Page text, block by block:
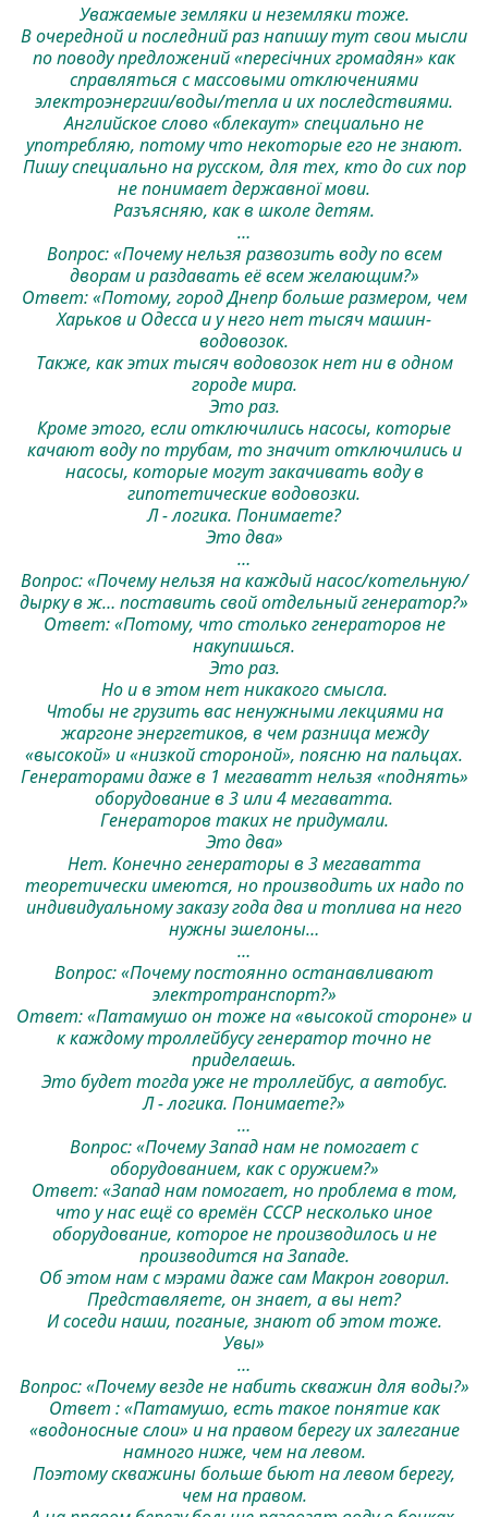
Уважаемые земляки и неземляки тоже.
В очередной и последний раз напишу тут свои мысли
по поводу предложений «пересічних громадян» как
справляться с массовыми отключениями
электроэнергии/воды/тепла и их последствиями.
Английское слово «блекаут» специально не
употребляю, потому что некоторые его не знают.
Пишу специально на русском, для тех, кто до сих пор
не понимает державної мови.
Разъясняю, как в школе детям.
…
Вопрос: «Почему нельзя развозить воду по всем
дворам и раздавать её всем желающим?»
Ответ: «Потому, город Днепр больше размером, чем
Харьков и Одесса и у него нет тысяч машин-
водовозок.
Также, как этих тысяч водовозок нет ни в одном
городе мира.
Это раз.
Кроме этого, если отключились насосы, которые
качают воду по трубам, то значит отключились и
насосы, которые могут закачивать воду в
гипотетические водовозки.
Л - логика. Понимаете?
Это два»
…
Вопрос: «Почему нельзя на каждый насос/котельную/
дырку в ж… поставить свой отдельный генератор?»
Ответ: «Потому, что столько генераторов не
накупишься.
Это раз.
Но и в этом нет никакого смысла.
Чтобы не грузить вас ненужными лекциями на
жаргоне энергетиков, в чем разница между
«высокой» и «низкой стороной», поясню на пальцах.
Генераторами даже в 1 мегаватт нельзя «поднять»
оборудование в 3 или 4 мегаватта.
Генераторов таких не придумали.
Это два»
Нет. Конечно генераторы в 3 мегаватта
теоретически имеются, но производить их надо по
индивидуальному заказу года два и топлива на него
нужны эшелоны…
…
Вопрос: «Почему постоянно останавливают
электротранспорт?»
Ответ: «Патамушо он тоже на «высокой стороне» и
к каждому троллейбусу генератор точно не
приделаешь.
Это будет тогда уже не троллейбус, а автобус.
Л - логика. Понимаете?»
…
Вопрос: «Почему Запад нам не помогает с
оборудованием, как с оружием?»
Ответ: «Запад нам помогает, но проблема в том,
что у нас ещё со времён СССР несколько иное
оборудование, которое не производилось и не
производится на Западе.
Об этом нам с мэрами даже сам Макрон говорил.
Представляете, он знает, а вы нет?
И соседи наши, поганые, знают об этом тоже.
Увы»
…
Вопрос: «Почему везде не набить скважин для воды?»
Ответ : «Патамушо, есть такое понятие как
«водоносные слои» и на правом берегу их залегание
намного ниже, чем на левом.
Поэтому скважины больше бьют на левом берегу,
чем на правом.